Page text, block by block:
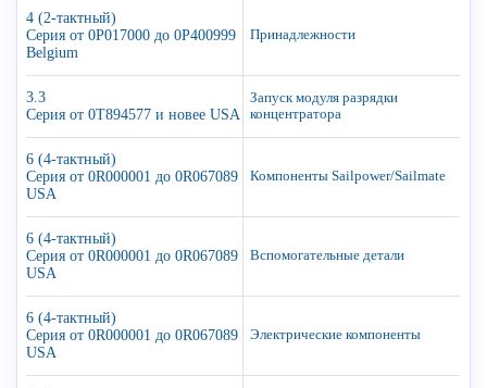
4 (2-тактный)
Серия от 0P017000 до 0P400999
Belgium
Принадлежности
3.3
Серия от 0T894577 и новее USA
Запуск модуля разрядки
концентратора
6 (4-тактный)
Серия от 0R000001 до 0R067089
USA
Компоненты Sailpower/Sailmate
6 (4-тактный)
Серия от 0R000001 до 0R067089
USA
Вспомогательные детали
6 (4-тактный)
Серия от 0R000001 до 0R067089
USA
Электрические компоненты